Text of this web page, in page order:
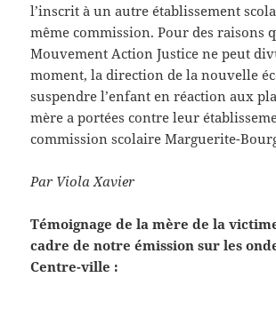
l’inscrit à un autre établissement
même commission. Pour des raisons
Mouvement Action Justice ne peut
moment, la direction de la nouvelle
suspendre l’enfant en réaction aux
mère a portées contre leur
commission scolaire Marguerite-
Par Viola Xavier
Témoignage de la mère de la
cadre de notre émission sur les
Centre-ville :